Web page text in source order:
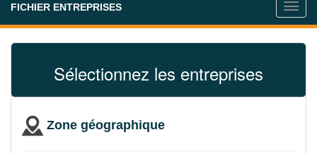
FICHIER ENTREPRISES